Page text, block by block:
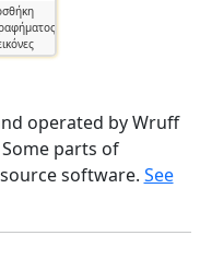
operated by Wruff
Some parts of
software. See